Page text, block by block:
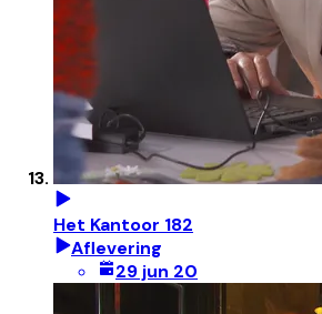
Het Kantoor 182
Aflevering
29 jun 20